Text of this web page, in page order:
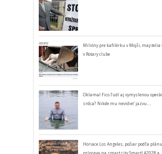
Milióny pre kafilérku v Mojši,
v Rotary clube
Oklamal Fico ľudí aj vymyslenou
srdca? Nikde mu nevidieť jazvu…
Horiace Los Angeles, požiar podľa